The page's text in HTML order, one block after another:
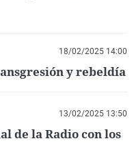
18/02/2025 14:00
y rebeldía
13/02/2025 13:50
de la Radio con los